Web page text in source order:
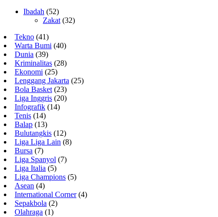
Ibadah (52)
Zakat(32)
Tekno (41)
Warta Bumi (40)
Dunia (39)
Kriminalitas (28)
Ekonomi (25)
Lenggang Jakarta (25)
Bola Basket(23)
Liga Inggris (20)
Infografik (14)
Tenis (14)
Balap (13)
Bulutangkis (12)
Liga Liga Lain (8)
Bursa (7)
Liga Spanyol (7)
Liga Italia (5)
Liga Champions (5)
Asean (4)
International Corner(4)
Sepakbola (2)
Olahraga (1)